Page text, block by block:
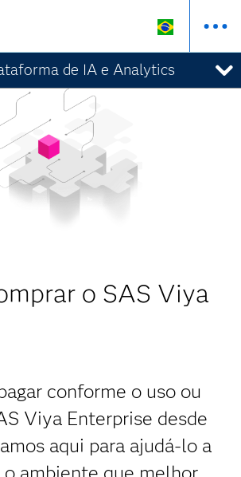
de IA e Analytics
o SAS Viya
conforme o uso ou
Viya Enterprise desde
aqui para ajudá-lo a